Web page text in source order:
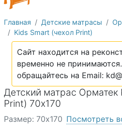
Open submenu
Open submenu (Диваны)
Диваны
Open submenu
Постельное белье
Open submenu (Мебель)
Мебель
Open submenu (Основания)
Основания
Open submenu (Детские
Детские матрасы
Open submenu (Детские
Детские кровати
Главная Детские матрасы
Kids Smart (чехол Print)
Сайт находится на
временно не
обращайтесь на Email:
Детский матрас Орматек
Print) 70х170
Размер: 70х170 Посмотреть